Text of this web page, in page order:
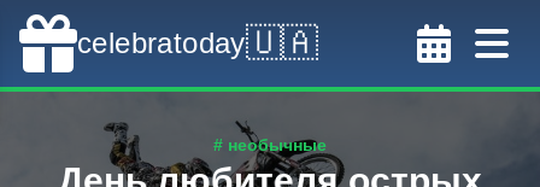
celebratoday🇺🇦
# необычные